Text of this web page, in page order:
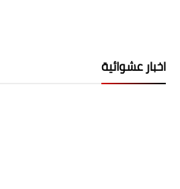
اخبار عشوائية